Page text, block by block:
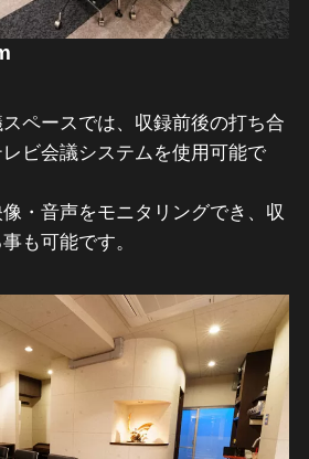
ペースでは、収録前後の打ち合
ビ会議システムを使用可能で
・音声をモニタリングでき、収
も可能です。